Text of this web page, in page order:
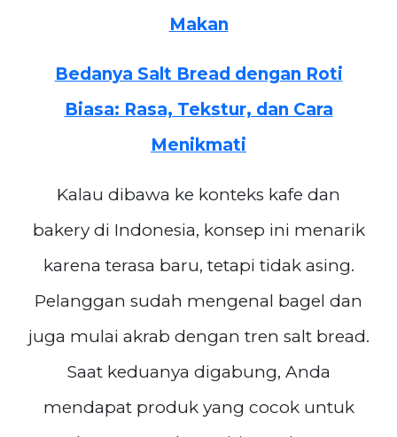
Makan
Bedanya Salt Bread dengan Roti
Biasa: Rasa, Tekstur, dan Cara
Menikmati
Kalau dibawa ke konteks kafe dan
bakery di Indonesia, konsep ini menarik
karena terasa baru, tetapi tidak asing.
Pelanggan sudah mengenal bagel dan
juga mulai akrab dengan tren salt bread.
Saat keduanya digabung, Anda
mendapat produk yang cocok untuk